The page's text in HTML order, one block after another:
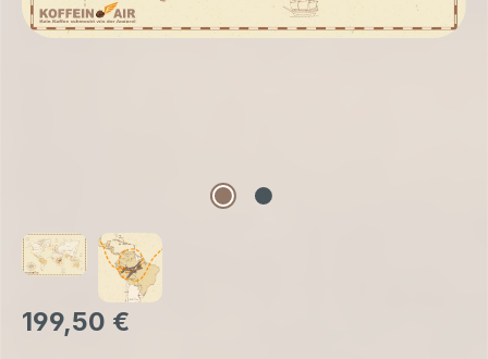
199,50 €